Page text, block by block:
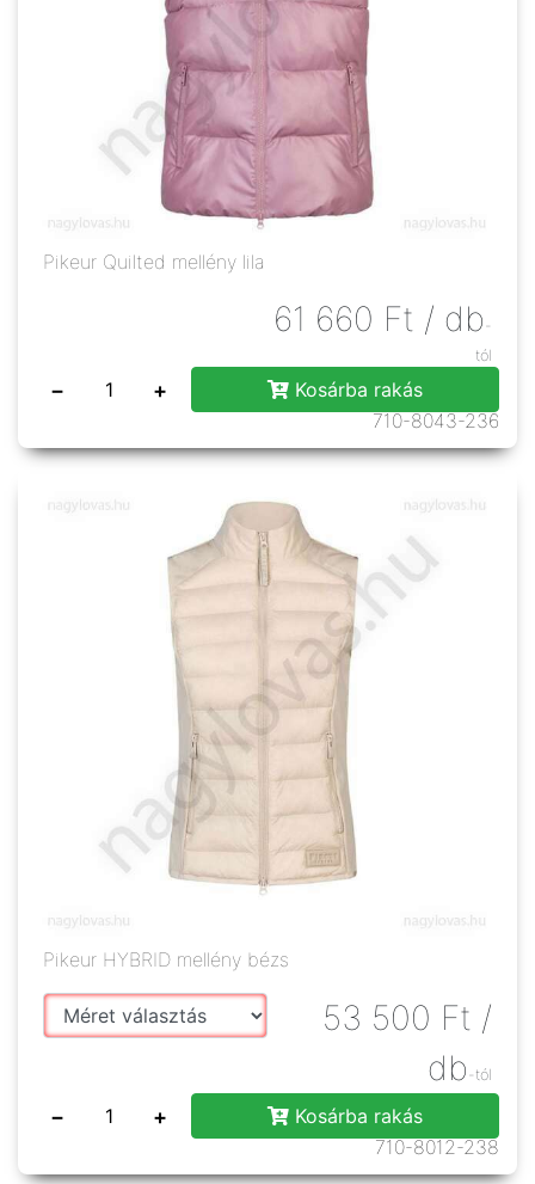
Pikeur Quilted mellény lila
61 660 Ft / db -
tól
− +
Kosárba rakás
710-8043-236
Pikeur HYBRID mellény bézs
53 500 Ft /
db -tól
− +
Kosárba rakás
710-8012-238